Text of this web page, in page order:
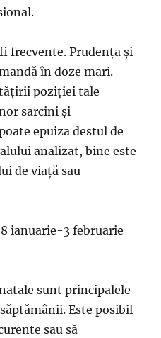
frecvente. Prudenţa şi
în doze mari.
poziţiei tale
sarcini şi
epuiza destul de
analizat, bine este
de viaţă sau
ianuarie-3 februarie
sunt principalele
Este posibil
sau să